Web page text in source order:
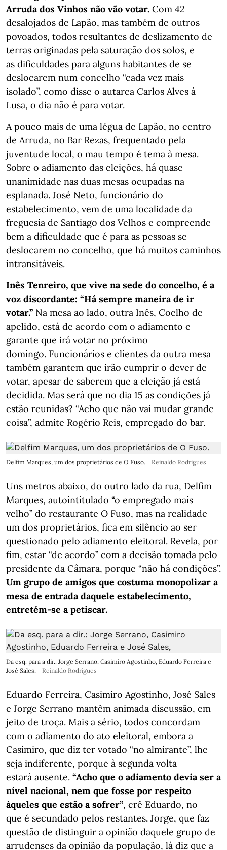
Arruda dos Vinhos não vão votar. Com 42
desalojados de Lapão, mas também de outros
povoados, todos resultantes de deslizamento de
terras originadas pela saturação dos solos, e
as dificuldades para alguns habitantes de se
deslocarem num concelho “cada vez mais
isolado”, como disse o autarca Carlos Alves à
Lusa, o dia não é para votar.
A pouco mais de uma légua de Lapão, no centro
de Arruda, no Bar Rezas, frequentado pela
juventude local, o mau tempo é tema à mesa.
Sobre o adiamento das eleições, há quase
unanimidade nas duas mesas ocupadas na
esplanada. José Neto, funcionário do
estabelecimento, vem de uma localidade da
freguesia de Santiago dos Velhos e compreende
bem a dificuldade que é para as pessoas se
deslocarem no concelho, que há muitos caminhos
intransitáveis.
Inês Tenreiro, que vive na sede do concelho, é a
voz discordante: “Há sempre maneira de ir
votar.” Na mesa ao lado, outra Inês, Coelho de
apelido, está de acordo com o adiamento e
garante que irá votar no próximo
domingo. Funcionários e clientes da outra mesa
também garantem que irão cumprir o dever de
votar, apesar de saberem que a eleição já está
decidida. Mas será que no dia 15 as condições já
estão reunidas? “Acho que não vai mudar grande
coisa”, admite Rogério Reis, empregado do bar.
Delfim Marques, um dos proprietários de O Fuso. Reinaldo Rodrigues
Uns metros abaixo, do outro lado da rua, Delfim
Marques, autointitulado “o empregado mais
velho” do restaurante O Fuso, mas na realidade
um dos proprietários, fica em silêncio ao ser
questionado pelo adiamento eleitoral. Revela, por
fim, estar “de acordo” com a decisão tomada pelo
presidente da Câmara, porque “não há condições”.
Um grupo de amigos que costuma monopolizar a
mesa de entrada daquele estabelecimento,
entretém-se a petiscar.
Da esq. para a dir.: Jorge Serrano, Casimiro Agostinho, Eduardo Ferreira e
José Sales,
Reinaldo Rodrigues
Eduardo Ferreira, Casimiro Agostinho, José Sales
e Jorge Serrano mantêm animada discussão, em
jeito de troça. Mais a sério, todos concordam
com o adiamento do ato eleitoral, embora a
Casimiro, que diz ter votado “no almirante”, lhe
seja indiferente, porque à segunda volta
estará ausente. “Acho que o adiamento devia ser a
nível nacional, nem que fosse por respeito
àqueles que estão a sofrer”, crê Eduardo, no
que é secundado pelos restantes. Jorge, que faz
questão de distinguir a opinião daquele grupo de
arrudenses da opinião da população, lá diz que a